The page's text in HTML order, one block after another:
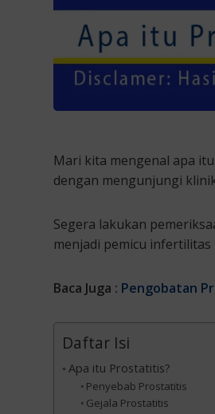
Mari kita mengenal apa
dengan mengunjungi
Segera lakukan
menjadi pemicu infertilitas
Baca Juga : Pengobatan
Daftar Isi
Apa itu Prostatitis?
Penyebab Prostatitis
Gejala Prostatitis